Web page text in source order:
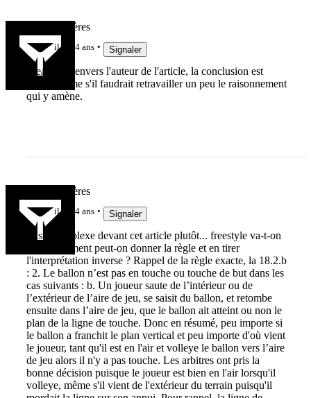
Team Viscères
il y a 4 ans Signaler
Mea culpa envers l'auteur de l'article, la conclusion est
bonne même s'il faudrait retravailler un peu le raisonnement
qui y amène.
Team Viscères
il y a 4 ans Signaler
Je suis perplexe devant cet article plutôt... freestyle va-t-on
dire. Comment peut-on donner la règle et en tirer
l'interprétation inverse ? Rappel de la règle exacte, la 18.2.b
: 2. Le ballon n’est pas en touche ou touche de but dans les
cas suivants : b. Un joueur saute de l’intérieur ou de
l’extérieur de l’aire de jeu, se saisit du ballon, et retombe
ensuite dans l’aire de jeu, que le ballon ait atteint ou non le
plan de la ligne de touche. Donc en résumé, peu importe si
le ballon a franchit le plan vertical et peu importe d'où vient
le joueur, tant qu'il est en l'air et volleye le ballon vers l’aire
de jeu alors il n'y a pas touche. Les arbitres ont pris la
bonne décision puisque le joueur est bien en l'air lorsqu'il
volleye, même s'il vient de l'extérieur du terrain puisqu'il